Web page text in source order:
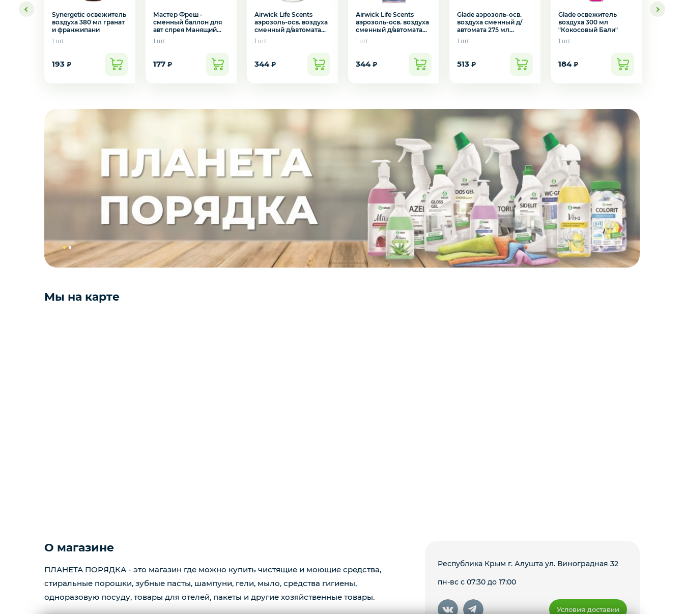
Synergetic освежитель
воздуха 380 мл гранат
и франжипани
1 шт
193 ₽
Мастер Фреш -
сменный баллон для
авт спрея Манящий
Бали 250 мл
1 шт
177 ₽
Airwick Life Scents
аэрозоль-осв. воздуха
сменный д/автомата
250 мл воздушная
свежесть
1 шт
344 ₽
Airwick Life Scents
аэрозоль-осв. воздуха
сменный д/автомата
250 мл голубая лагуна
1 шт
344 ₽
Glade аэрозоль-осв.
воздуха сменный д/
автомата 275 мл
японский сад
1 шт
513 ₽
Glade освежитель
воздуха 300 мл
"Кокосовый Бали"
1 шт
184 ₽
Glade
Мы на карте
О магазине
ПЛАНЕТА ПОРЯДКА - это магазин где можно купить чистящие и моющие средства,
стиральные порошки, зубные пасты, шампуни, гели, мыло, средства гигиены,
одноразовую посуду, товары для отелей, пакеты и другие хозяйственные товары.
Республика Крым г. Алушта ул. Виноградная 32
пн-вс с 07:30 до 17:00
Условия доставки
Желаете подозвать сотрудника